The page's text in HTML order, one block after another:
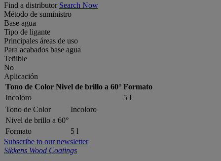
Find a distributor Search Now
Método de suministro
Base agua
Tipo de ligante
Principales áreas de uso
Para acabados base agua
Teñible
No
Aplicación
Tono de Color Nivel de brillo a 60° Formato
Incoloro
5 l
Tono de Color
Incoloro
Nivel de brillo a 60°
Formato
5 l
Subscribe to our newsletter
Sikkens Wood Coatings